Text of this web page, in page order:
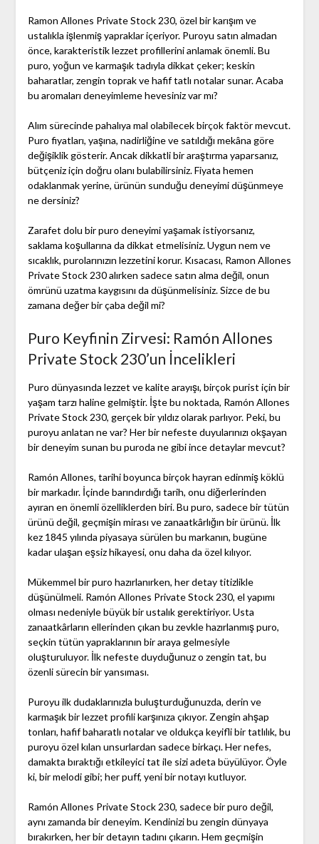
Ramon Allones Private Stock 230, özel bir karışım ve
ustalıkla işlenmiş yapraklar içeriyor. Puroyu satın almadan
önce, karakteristik lezzet profillerini anlamak önemli. Bu
puro, yoğun ve karmaşık tadıyla dikkat çeker; keskin
baharatlar, zengin toprak ve hafif tatlı notalar sunar. Acaba
bu aromaları deneyimleme hevesiniz var mı?
Alım sürecinde pahalıya mal olabilecek birçok faktör mevcut.
Puro fiyatları, yaşına, nadirliğine ve satıldığı mekâna göre
değişiklik gösterir. Ancak dikkatli bir araştırma yaparsanız,
bütçeniz için doğru olanı bulabilirsiniz. Fiyata hemen
odaklanmak yerine, ürünün sunduğu deneyimi düşünmeye
ne dersiniz?
Zarafet dolu bir puro deneyimi yaşamak istiyorsanız,
saklama koşullarına da dikkat etmelisiniz. Uygun nem ve
sıcaklık, purolarınızın lezzetini korur. Kısacası, Ramon Allones
Private Stock 230 alırken sadece satın alma değil, onun
ömrünü uzatma kaygısını da düşünmelisiniz. Sizce de bu
zamana değer bir çaba değil mi?
Puro Keyfinin Zirvesi: Ramón Allones
Private Stock 230’un İncelikleri
Puro dünyasında lezzet ve kalite arayışı, birçok purist için bir
yaşam tarzı haline gelmiştir. İşte bu noktada, Ramón Allones
Private Stock 230, gerçek bir yıldız olarak parlıyor. Peki, bu
puroyu anlatan ne var? Her bir nefeste duyularınızı okşayan
bir deneyim sunan bu puroda ne gibi ince detaylar mevcut?
Ramón Allones, tarihi boyunca birçok hayran edinmiş köklü
bir markadır. İçinde barındırdığı tarih, onu diğerlerinden
ayıran en önemli özelliklerden biri. Bu puro, sadece bir tütün
ürünü değil, geçmişin mirası ve zanaatkârlığın bir ürünü. İlk
kez 1845 yılında piyasaya sürülen bu markanın, bugüne
kadar ulaşan eşsiz hikayesi, onu daha da özel kılıyor.
Mükemmel bir puro hazırlanırken, her detay titizlikle
düşünülmeli. Ramón Allones Private Stock 230, el yapımı
olması nedeniyle büyük bir ustalık gerektiriyor. Usta
zanaatkârların ellerinden çıkan bu zevkle hazırlanmış puro,
seçkin tütün yapraklarının bir araya gelmesiyle
oluşturuluyor. İlk nefeste duyduğunuz o zengin tat, bu
özenli sürecin bir yansıması.
Puroyu ilk dudaklarınızla buluşturduğunuzda, derin ve
karmaşık bir lezzet profili karşınıza çıkıyor. Zengin ahşap
tonları, hafif baharatlı notalar ve oldukça keyifli bir tatlılık, bu
puroyu özel kılan unsurlardan sadece birkaçı. Her nefes,
damakta bıraktığı etkileyici tat ile sizi adeta büyülüyor. Öyle
ki, bir melodi gibi; her puff, yeni bir notayı kutluyor.
Ramón Allones Private Stock 230, sadece bir puro değil,
aynı zamanda bir deneyim. Kendinizi bu zengin dünyaya
bırakırken, her bir detayın tadını çıkarın. Hem geçmişin